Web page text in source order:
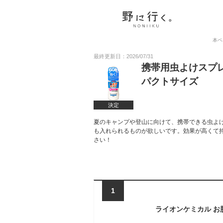
本
最終更新日：2026/07/31
決定
携帯用虫よけスプ
パクトサイズ
夏のキャンプや登山に向けて、携帯できる虫
も入れられるものが欲しいです。効果が高く
さい！
1